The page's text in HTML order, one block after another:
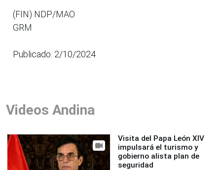
(FIN) NDP/MAO
GRM
Publicado: 2/10/2024
Videos Andina
Visita del Papa León XIV
impulsará el turismo y
gobierno alista plan de
seguridad